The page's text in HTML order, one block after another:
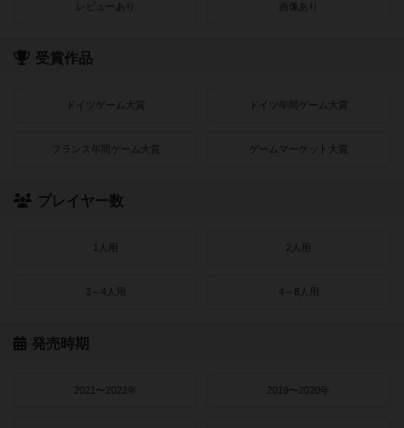
レビューあり 画像あり
受賞作品
ドイツゲーム大賞 ドイツ年間ゲーム大賞
フランス年間ゲーム大賞 ゲームマーケット大賞
プレイヤー数
1人用 2人用
3～4人用 4～8人用
発売時期
2021〜2022年 2019〜2020年